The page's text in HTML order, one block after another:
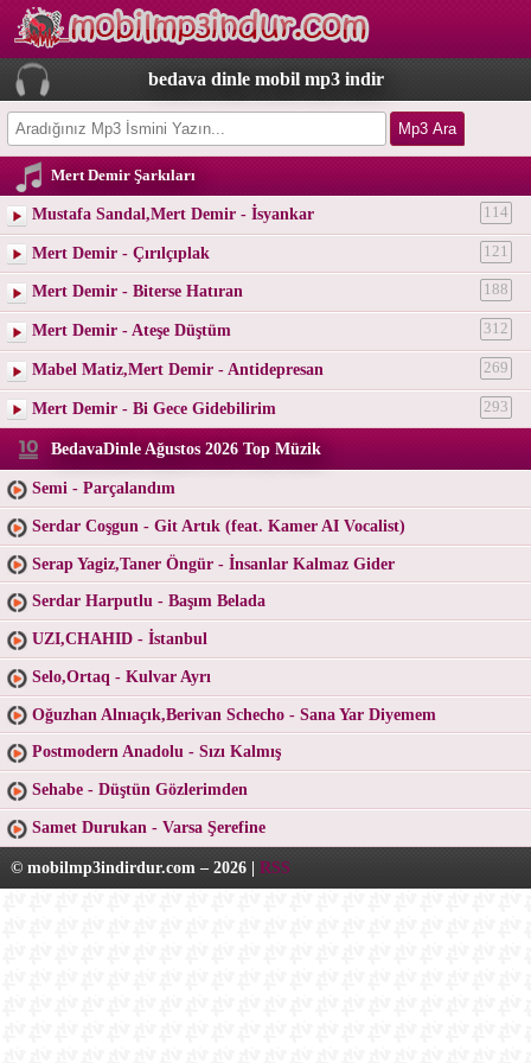
bedava dinle mobil mp3 indir
Mert Demir Şarkıları
Mustafa Sandal,Mert Demir - İsyankar 114
Mert Demir - Çırılçıplak 121
Mert Demir - Biterse Hatıran 188
Mert Demir - Ateşe Düştüm 312
Mabel Matiz,Mert Demir - Antidepresan 269
Mert Demir - Bi Gece Gidebilirim 293
BedavaDinle Ağustos 2026 Top Müzik
Semi - Parçalandım
Serdar Coşgun - Git Artık (feat. Kamer AI Vocalist)
Serap Yagiz,Taner Öngür - İnsanlar Kalmaz Gider
Serdar Harputlu - Başım Belada
UZI,CHAHID - İstanbul
Selo,Ortaq - Kulvar Ayrı
Oğuzhan Alnıaçık,Berivan Schecho - Sana Yar Diyemem
Postmodern Anadolu - Sızı Kalmış
Sehabe - Düştün Gözlerimden
Samet Durukan - Varsa Şerefine
© mobilmp3indirdur.com – 2026 | RSS